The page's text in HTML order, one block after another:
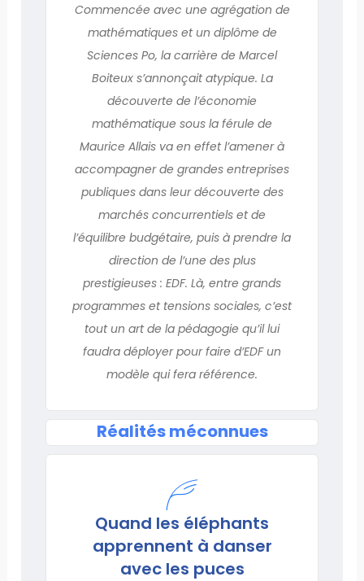
Commencée avec une agrégation de
mathématiques et un diplôme de
Sciences Po, la carrière de Marcel
Boiteux s’annonçait atypique. La
découverte de l’économie
mathématique sous la férule de
Maurice Allais va en effet l’amener à
accompagner de grandes entreprises
publiques dans leur découverte des
marchés concurrentiels et de
l’équilibre budgétaire, puis à prendre la
direction de l’une des plus
prestigieuses : EDF. Là, entre grands
programmes et tensions sociales, c’est
tout un art de la pédagogie qu’il lui
faudra déployer pour faire d’EDF un
modèle qui fera référence.
Réalités méconnues
Quand les éléphants
apprennent à danser
avec les puces